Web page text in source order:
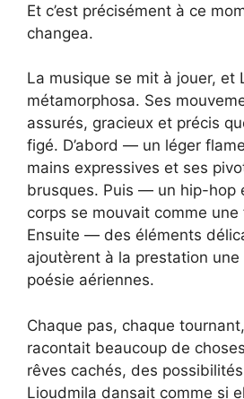
Et c’est précisément à ce
changea.
La musique se mit à jouer, et
métamorphosa. Ses
assurés, gracieux et précis
figé. D’abord — un léger
mains expressives et ses
brusques. Puis — un hip-hop
corps se mouvait comme
Ensuite — des éléments
ajoutèrent à la prestation
poésie aériennes.
Chaque pas, chaque
racontait beaucoup de
rêves cachés, des
Lioudmila dansait comme si